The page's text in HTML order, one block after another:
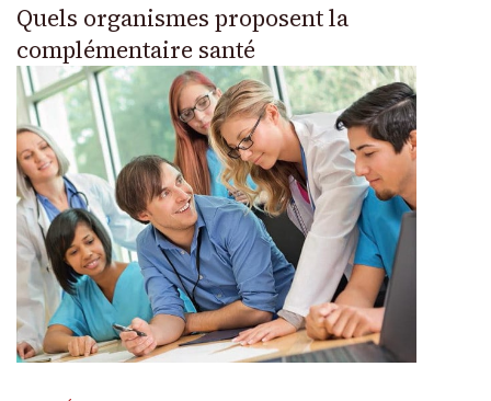
Quels organismes proposent la
complémentaire santé